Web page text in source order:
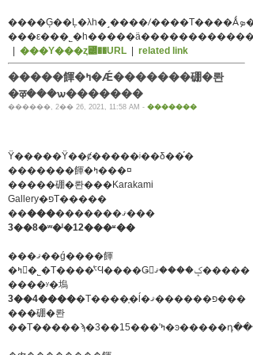
���Υ���ȥ꡼��URL related link
�����餫�ߤ�Ǽ�������硼�롼
�ऴ���ѡ�������
������, 2�� 26, 2021, 11:58 AM - �������
Ÿ�����Ÿ��ȼ�����ʲ��δ��֡�
�������餫�ߤ���¤
�����硼�롼���Karakami
Gallery�פΤ�����
�����
�������ޤ���
3��8�ʷ�ˡ�12���ʶ��
���ޤ��ǵ����餫
�ߤ򤴴�˾�Τ����ͤˤϤ����Ǥ򤪳ݤ����ޤ�����
����ʸ�塢
3��4����
�Τ����֤�ĺ�פ������ޤ���
���硼�롼